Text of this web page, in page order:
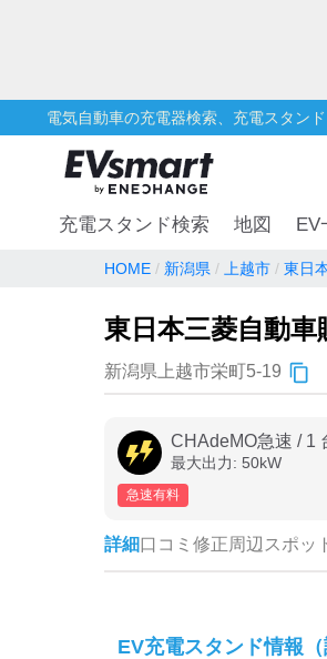
電気自動車の充電器検索、充電スタン
充電スタンド検索 地図 EV
HOME 新潟県 上越市 東日
東日本三菱自動車
新潟県上越市栄町5-19
CHAdeMO急速 / 1
最大出力: 50kW
急速有料
詳細口コミ 修正周辺スポッ
EV充電スタンド情報（